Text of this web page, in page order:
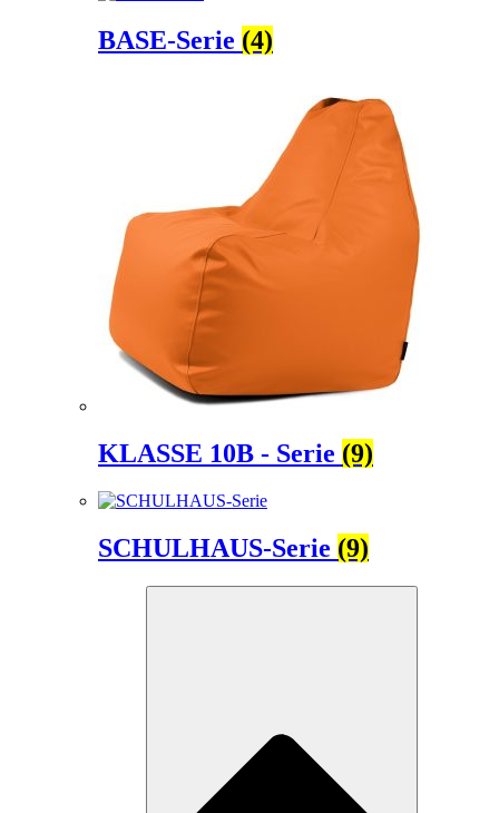
BASE-Serie (4)
KLASSE 10B - Serie (9)
SCHULHAUS-Serie (9)